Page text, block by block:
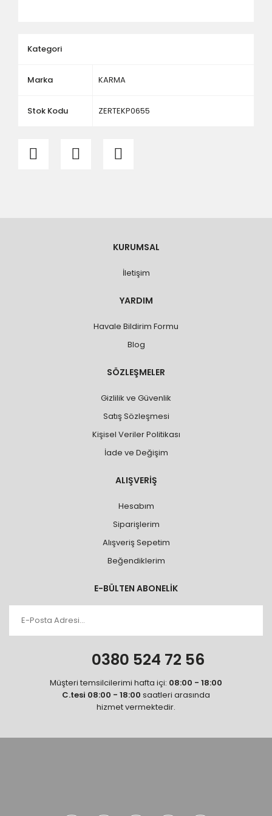
Kategori
Marka KARMA
Stok Kodu ZERTEKP0655
KURUMSAL
İletişim
YARDIM
Havale Bildirim Formu
Blog
SÖZLEŞMELER
Gizlilik ve Güvenlik
Satış Sözleşmesi
Kişisel Veriler Politikası
İade ve Değişim
ALIŞVERİŞ
Hesabım
Siparişlerim
Alışveriş Sepetim
Beğendiklerim
E-BÜLTEN ABONELİK
0380 524 72 56
Müşteri temsilcilerimi hafta içi: 08:00 - 18:00
C.tesi 08:00 - 18:00 saatleri arasında
hizmet vermektedir.